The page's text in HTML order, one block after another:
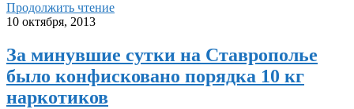
Продолжить чтение
10 октября, 2013
За минувшие сутки на Ставрополье
было конфисковано порядка 10 кг
наркотиков